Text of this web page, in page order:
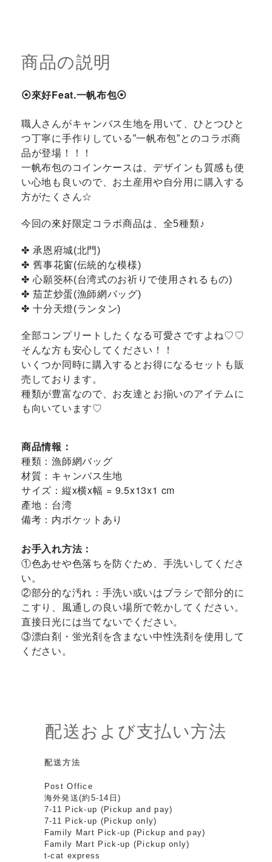
商品の説明
⦿來好Feat.一帆布包⦿
職人さんがキャンバス生地を用いて、ひとつひと
つ丁寧に手作りしている”一帆布包”とのコラボ商
品が登場！！！
一帆布包のコインケースは、デザインも質感も使
い心地も良いので、お土産用や自分用に購入する
方がたくさん☆
今回の來好限定コラボ商品は、全5種類♪
✤ 承恩府城(北門)
✤ 舊事花窗(伝統的な模様)
✤ 心願筊杯(台湾式のお祈りで使用されるもの)
✤ 茄芷炒蛋(漁師網バッグ)
✤ 十分天燈(ランタン)
全部コンプリートしたくなる可愛さですよね♡♡
そんな方も安心してください！！
いくつか同時に購入するとお得になるセットも販
売しております。
種類が豊富なので、お友達とお揃いのアイテムに
も向いています♡
商品情報：
種類：漁師網バッグ
材質：キャンバス生地
サイズ：縦x横x幅 = 9.5x13x1 cm
產地：台湾
備考：内ポケットあり
お手入れ方法：
①色あせや色落ちを防ぐため、手洗いしてくださ
い。
②部分的な汚れ：手洗い或いはブラシで部分的に
こすり、風通しの良い場所で乾かしてください。
直接日光には当てないでください。
③漂白剤・蛍光剤を含まない中性洗剤を使用して
ください。
配送および支払い方法
配送方法
Post Office
海外発送(約5-14日)
7-11 Pick-up (Pickup and pay)
7-11 Pick-up (Pickup only)
Family Mart Pick-up (Pickup and pay)
Family Mart Pick-up (Pickup only)
t-cat express